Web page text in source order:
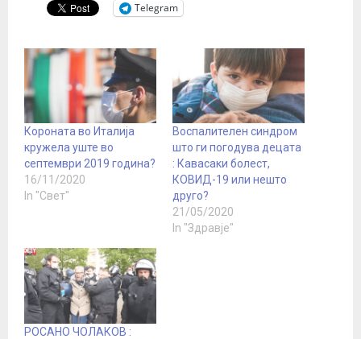
Telegram
Короната во Италија
кружела уште во
септември 2019 година?
16/11/2020
In "Свет"
Воспалителен синдром
што ги погодува децата
: Кавасаки болест,
КОВИД-19 или нешто
друго?
21/05/2020
In "Здравје"
РОСАНО ЧОЛАКОВ :